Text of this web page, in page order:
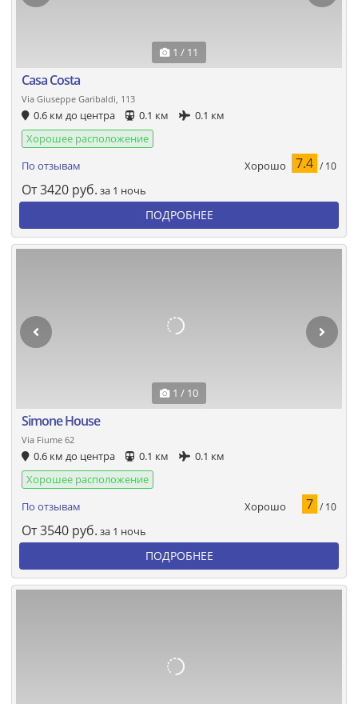
1 / 11
Casa Costa
Via Giuseppe Garibaldi, 113
0.6 км до центра 0.1 км
0.1 км
Хорошее расположение
По отзывам
Хорошо 7.4 / 10
От3420 руб. за 1 ночь
ПОДРОБНЕЕ
1 / 10
Simone House
Via Fiume 62
0.6 км до центра 0.1 км
0.1 км
Хорошее расположение
По отзывам
Хорошо 7 / 10
От3540 руб. за 1 ночь
ПОДРОБНЕЕ